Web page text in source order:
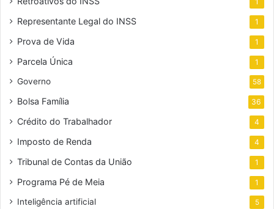
Representante Legal do INSS 1
Prova de Vida 1
Parcela Única 1
Governo 58
Bolsa Família 36
Crédito do Trabalhador 4
Imposto de Renda 4
Tribunal de Contas da União 1
Programa Pé de Meia 1
Inteligência artificial 5